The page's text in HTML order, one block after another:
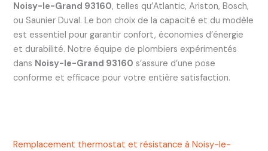
Noisy-le-Grand 93160, telles qu’Atlantic, Ariston, Bosch,
ou Saunier Duval. Le bon choix de la capacité et du modèle
est essentiel pour garantir confort, économies d’énergie
et durabilité. Notre équipe de plombiers expérimentés
dans Noisy-le-Grand 93160 s’assure d’une pose
conforme et efficace pour votre entière satisfaction.
Remplacement thermostat et résistance à Noisy-le-